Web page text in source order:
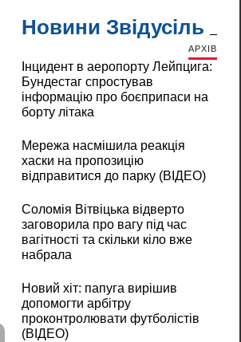
Новини Звідусіль
АРХІВ
Інцидент в аеропорту Лейпцига:
Бундестаг спростував
інформацію про боєприпаси на
борту літака
Мережа насмішила реакція
хаски на пропозицію
відправитися до парку (ВІДЕО)
Соломія Вітвіцька відверто
заговорила про вагу під час
вагітності та скільки кіло вже
набрала
Новий хіт: папуга вирішив
допомогти арбітру
проконтролювати футболістів
(ВІДЕО)